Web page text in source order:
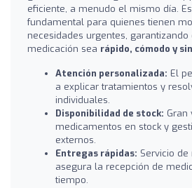
eficiente, a menudo el mismo día.
fundamental para quienes tienen
necesidades urgentes,
medicación sea rápido, cómodo y
Atención personalizada: El
a explicar tratamientos y
individuales.
Disponibilidad de stock: Gran
medicamentos en stock y
externos.
Entregas rápidas: Servicio
asegura la recepción de
tiempo.